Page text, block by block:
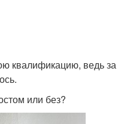
квалификацию, ведь за
или без?